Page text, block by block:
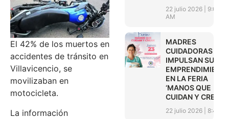
El 42% de los muertos en
accidentes de tránsito en
Villavicencio, se
movilizaban en
motocicleta.
La información
22 julio 2026
9:01
AM
MADRES
CUIDADORAS
IMPULSAN SUS
EN LA FERIA
‘MANOS QUE
CUIDAN Y CREAN’
22 julio 2026 8:45